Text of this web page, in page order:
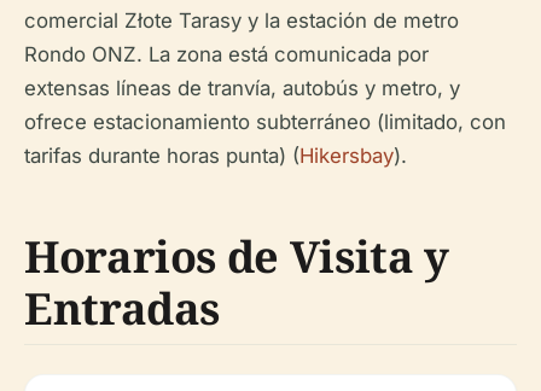
comercial Złote Tarasy y la estación de metro
Rondo ONZ. La zona está comunicada por
extensas líneas de tranvía, autobús y metro, y
ofrece estacionamiento subterráneo (limitado, con
tarifas durante horas punta) (Hikersbay).
Horarios de Visita y
Entradas